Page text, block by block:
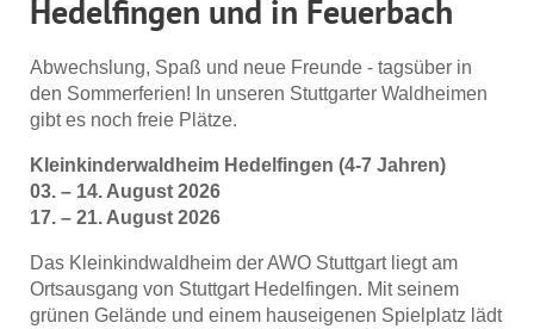
Hedelfingen und in Feuerbach
Abwechslung, Spaß und neue Freunde - tagsüber in
den Sommerferien! In unseren Stuttgarter Waldheimen
gibt es noch freie Plätze.
Kleinkinderwaldheim Hedelfingen (4-7 Jahren)
03. – 14. August 2026
17. – 21. August 2026
Das Kleinkindwaldheim der AWO Stuttgart liegt am
Ortsausgang von Stuttgart Hedelfingen. Mit seinem
grünen Gelände und einem hauseigenen Spielplatz lädt